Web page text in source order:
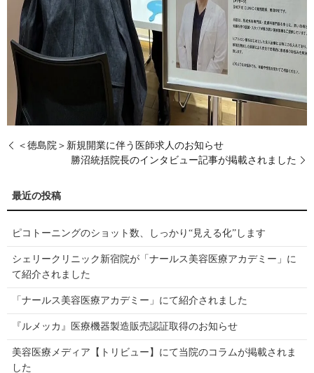
＜徳島院＞新規開業に伴う医師求人のお知らせ
勝沼統括院長のインタビュー記事が掲載されました
ピコトーニングのショット数、しっかり“見える化”します
シェリークリニック新宿院が「ナールス美容医療アカデミー」に
て紹介されました
「ナールス美容医療アカデミー」にて紹介されました
『ルメッカ』医療機器製造販売認証取得のお知らせ
美容医療メディア【トリビュー】にて当院のコラムが掲載されま
した